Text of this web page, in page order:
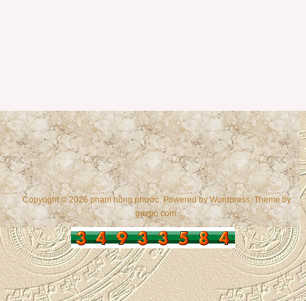
Copyright © 2026 phạm hồng phước. Powered byWordpress, Theme by
gazpo.com.